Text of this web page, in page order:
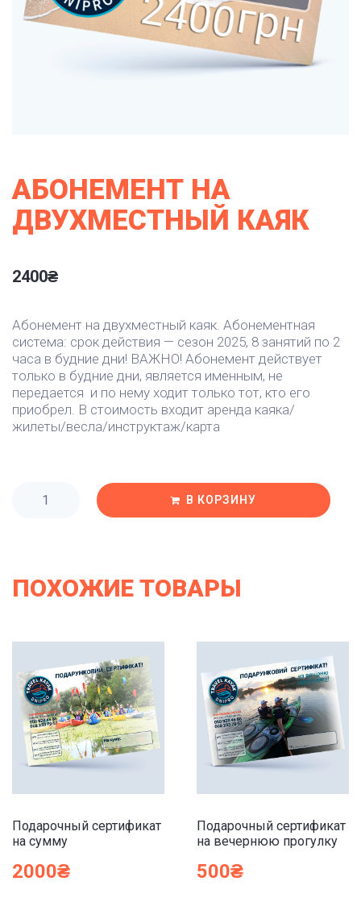
АБОНЕМЕНТ НА
ДВУХМЕСТНЫЙ КАЯК
2400₴
Абонемент на двухместный каяк. Абонементная
система: срок действия — сезон 2025, 8 занятий по 2
часа в будние дни! ВАЖНО! Абонемент действует
только в будние дни, является именным, не
передается и по нему ходит только тот, кто его
приобрел. В стоимость входит аренда каяка/
жилеты/весла/инструктаж/карта
В КОРЗИНУ
ПОХОЖИЕ ТОВАРЫ
Подарочный сертификат
на сумму
2000₴
Подарочный сертификат
на вечернюю прогулку
500₴